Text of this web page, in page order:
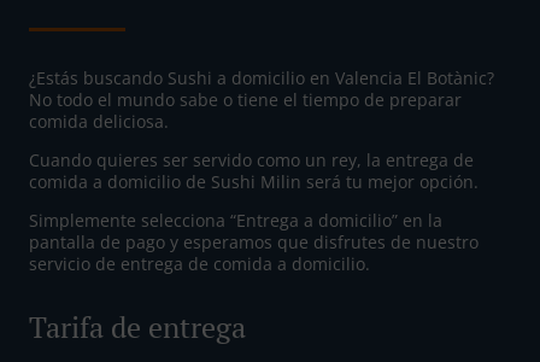
¿Estás buscando Sushi a domicilio en Valencia El Botànic?
No todo el mundo sabe o tiene el tiempo de preparar
comida deliciosa.
Cuando quieres ser servido como un rey, la entrega de
comida a domicilio de Sushi Milin será tu mejor opción.
Simplemente selecciona “Entrega a domicilio” en la
pantalla de pago y esperamos que disfrutes de nuestro
servicio de entrega de comida a domicilio.
Tarifa de entrega